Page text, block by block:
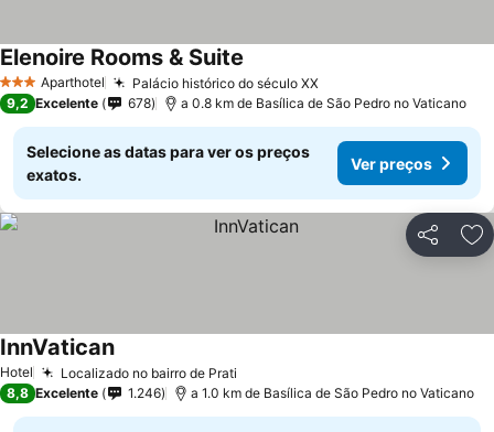
3 EstrelasAparthotel Palácio histórico do século XX
Elenoire Rooms & Suite
9,2 Excelente 678 a 0.8 km de Basílica de São Pedro no Vaticano
Selecione as datas para ver os preços
exatos.
Ver preços
Partilhar
Hotel Localizado no bairro de Prati
InnVatican
8,8 Excelente 1.246 a 1.0 km de Basílica de São Pedro no Vaticano